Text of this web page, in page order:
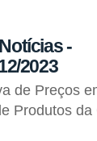
-
2023
de Preços
Produtos da